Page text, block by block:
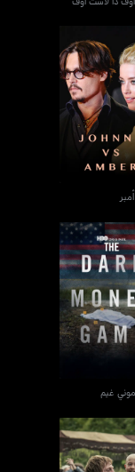
جوني x أمبر
موني غيم
غيم